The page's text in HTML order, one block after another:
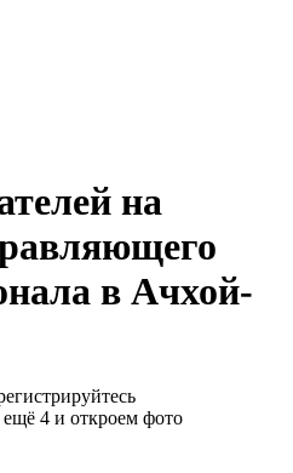
на
в Ачхой-
4 и откроем фото